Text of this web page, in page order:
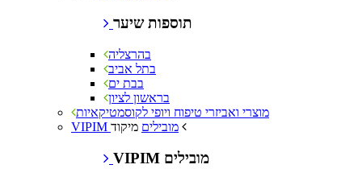
תוספות שיער
בהרצליה
בתל אביב
בבת ים
בראשון לציון
מוצרי ואביזרי טיפוח ויופי לקוסמטיקאיות
VIPIM מובילים
VIPIM מובילים